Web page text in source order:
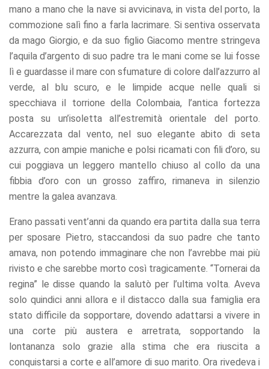
mano a mano che la nave si avvicinava, in vista del porto, la
commozione salì fino a farla lacrimare. Si sentiva osservata
da mago Giorgio, e da suo figlio Giacomo mentre stringeva
l’aquila d’argento di suo padre tra le mani come se lui fosse
lì e guardasse il mare con sfumature di colore dall’azzurro al
verde, al blu scuro, e le limpide acque nelle quali si
specchiava il torrione della Colombaia, l’antica fortezza
posta su un’isoletta all’estremità orientale del porto.
Accarezzata dal vento, nel suo elegante abito di seta
azzurra, con ampie maniche e polsi ricamati con fili d’oro, su
cui poggiava un leggero mantello chiuso al collo da una
fibbia d’oro con un grosso zaffiro, rimaneva in silenzio
mentre la galea avanzava.
Erano passati vent’anni da quando era partita dalla sua terra
per sposare Pietro, staccandosi da suo padre che tanto
amava, non potendo immaginare che non l’avrebbe mai più
rivisto e che sarebbe morto così tragicamente. “Tornerai da
regina” le disse quando la salutò per l’ultima volta. Aveva
solo quindici anni allora e il distacco dalla sua famiglia era
stato difficile da sopportare, dovendo adattarsi a vivere in
una corte più austera e arretrata, sopportando la
lontananza solo grazie alla stima che era riuscita a
conquistarsi a corte e all’amore di suo marito. Ora rivedeva i